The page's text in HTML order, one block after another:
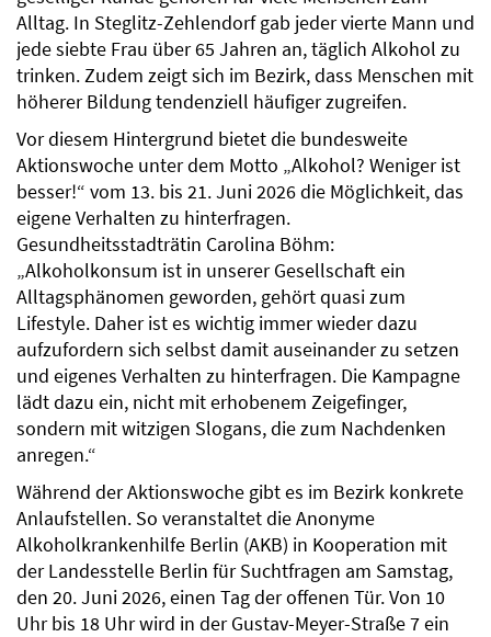
Alltag. In Steglitz-Zehlendorf gab jeder vierte Mann und
jede siebte Frau über 65 Jahren an, täglich Alkohol zu
trinken. Zudem zeigt sich im Bezirk, dass Menschen mit
höherer Bildung tendenziell häufiger zugreifen.
Vor diesem Hintergrund bietet die bundesweite
Aktionswoche unter dem Motto „Alkohol? Weniger ist
besser!“ vom 13. bis 21. Juni 2026 die Möglichkeit, das
eigene Verhalten zu hinterfragen.
Gesundheitsstadträtin Carolina Böhm:
„Alkoholkonsum ist in unserer Gesellschaft ein
Alltagsphänomen geworden, gehört quasi zum
Lifestyle. Daher ist es wichtig immer wieder dazu
aufzufordern sich selbst damit auseinander zu setzen
und eigenes Verhalten zu hinterfragen. Die Kampagne
lädt dazu ein, nicht mit erhobenem Zeigefinger,
sondern mit witzigen Slogans, die zum Nachdenken
anregen.“
Während der Aktionswoche gibt es im Bezirk konkrete
Anlaufstellen. So veranstaltet die Anonyme
Alkoholkrankenhilfe Berlin (AKB) in Kooperation mit
der Landesstelle Berlin für Suchtfragen am Samstag,
den 20. Juni 2026, einen Tag der offenen Tür. Von 10
Uhr bis 18 Uhr wird in der Gustav-Meyer-Straße 7 ein